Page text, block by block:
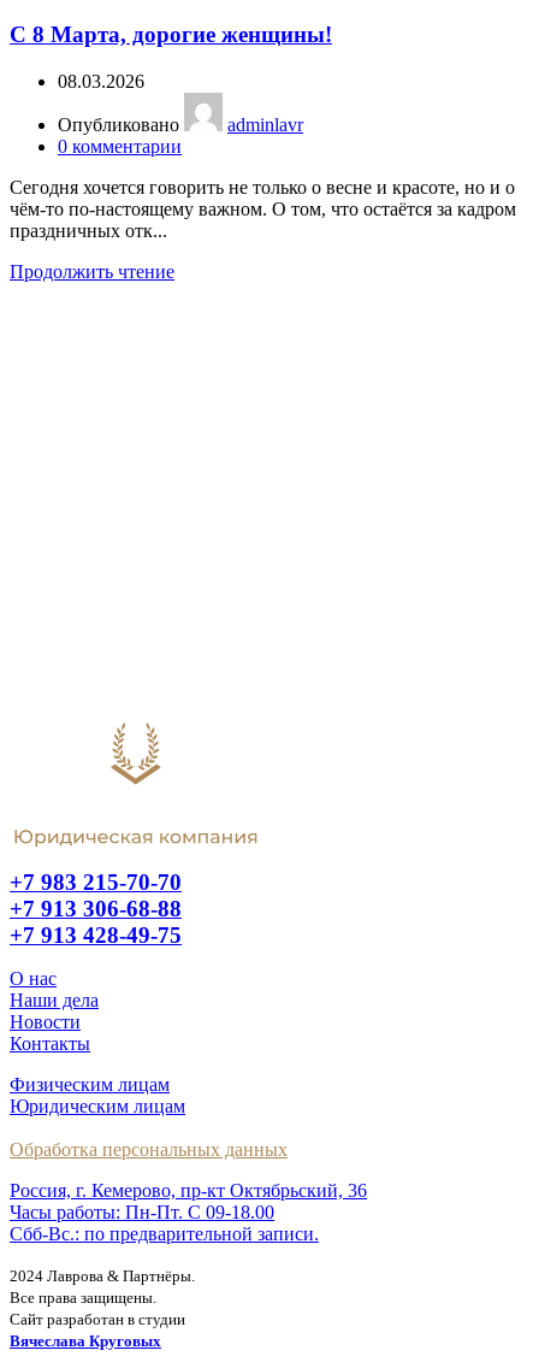
С 8 Марта, дорогие женщины!
08.03.2026
Опубликовано
adminlavr
0 комментарии
Сегодня хочется говорить не только о весне и красоте, но и о
чём-то по-настоящему важном. О том, что остаётся за кадром
праздничных отк...
Продолжить чтение
+7 983 215-70-70
+7 913 306-68-88
+7 913 428-49-75
О нас
Наши дела
Новости
Контакты
Физическим лицам
Юридическим лицам
Обработка персональных данных
Россия, г. Кемерово, пр-кт Октябрьский, 36
Часы работы: Пн-Пт. С 09-18.00
Сбб-Вс.: по предварительной записи.
2024 Лаврова & Партнёры.
Все права защищены.
Сайт разработан в студии
Вячеслава Круговых